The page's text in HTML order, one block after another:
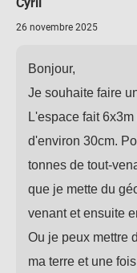
26 novembre 2025
Bonjour,
Je souhaite faire
L'espace fait
d'environ 30cm.
tonnes de tout-
que je mette du
venant et ensuite
Ou je peux mettre
ma terre et une